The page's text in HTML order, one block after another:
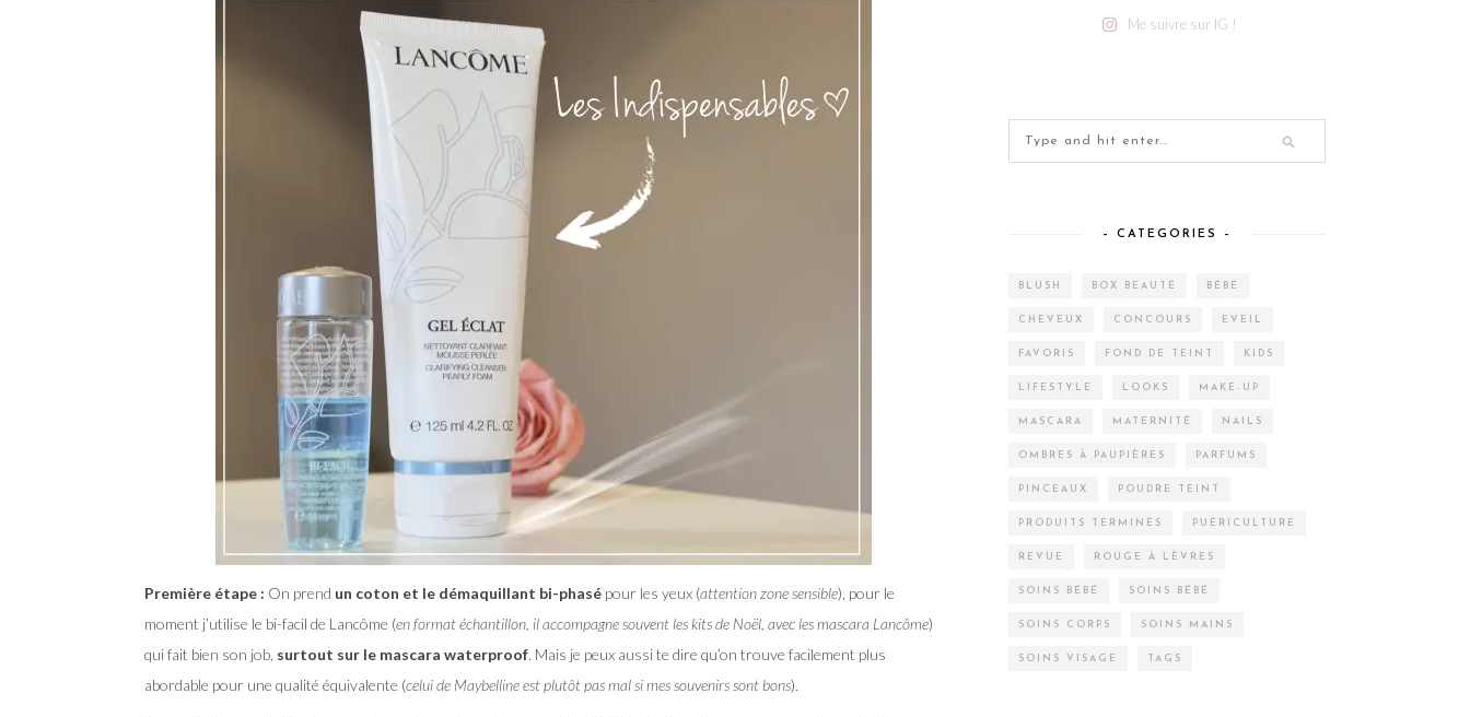
Première étape : On prend un coton et le démaquillant bi-phasé pour les yeux (attention zone sensible), pour le
moment j’utilise le bi-facil de Lancôme (en format échantillon, il accompagne souvent les kits de Noël, avec les mascara Lancôme)
qui fait bien son job, surtout sur le mascara waterproof. Mais je peux aussi te dire qu’on trouve facilement plus
abordable pour une qualité équivalente (celui de Maybelline est plutôt pas mal si mes souvenirs sont bons).
Me suivre sur IG !
– CATEGORIES –
BLUSH BOX BEAUTÉ BÉBÉ
CHEVEUX CONCOURS EVEIL
FAVORIS FOND DE TEINT KIDS
LIFESTYLE LOOKS MAKE-UP
MASCARA MATERNITÉ NAILS
OMBRES À PAUPIÈRES PARFUMS
PINCEAUX POUDRE TEINT
PRODUITS TERMINÉS PUÉRICULTURE
REVUE ROUGE À LÈVRES
SOINS BÉBÉ SOINS BÉBÉ
SOINS CORPS SOINS MAINS
SOINS VISAGE TAGS